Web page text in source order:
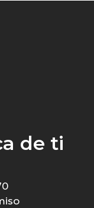
de ti